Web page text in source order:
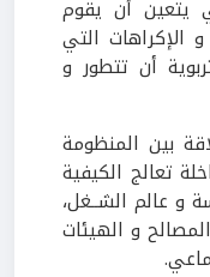
يتعين أن يقوم
الإكراهات التي
أن تتطور و
بين المنظومة
تعالج الكيفية
و عالم الشــغل،
و الهيئات